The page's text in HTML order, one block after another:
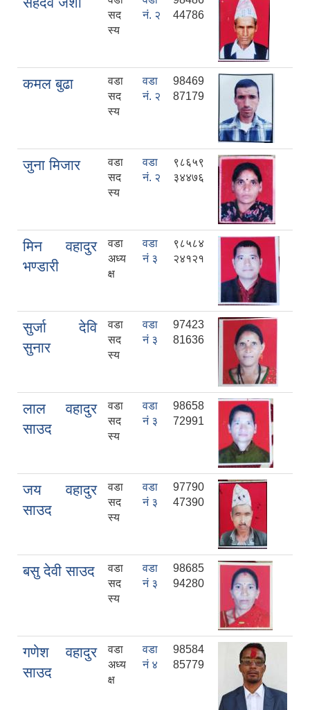
सद
स्य
नं. २
44786
कमल बुढा
वडा
सद
स्य
वडा
नं. २
98469
87179
जुना मिजार
वडा
सद
स्य
वडा
नं. २
९८६५९
३४४७६
मिन वहादुर
भण्डारी
वडा
अध्य
क्ष
वडा
नं ३
९८५८४
२४१२१
सुर्जा देवि
सुनार
वडा
सद
स्य
वडा
नं ३
97423
81636
लाल वहादुर
साउद
वडा
सद
स्य
वडा
नं ३
98658
72991
जय वहादुर
साउद
वडा
सद
स्य
वडा
नं ३
97790
47390
बसु देवी साउद
वडा
सद
स्य
वडा
नं ३
98685
94280
गणेश वहादुर
साउद
वडा
अध्य
क्ष
वडा
नं ४
98584
85779